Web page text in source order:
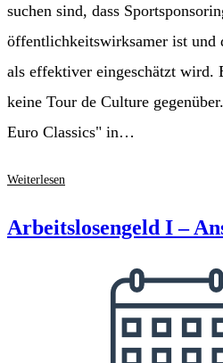
suchen sind, dass
öffentlichkeitswirksamer ist und
als effektiver eingeschätzt wird.
keine Tour de Culture
Euro Classics" in…
Weiterlesen
Arbeitslosengeld I –
veröffentlicht: